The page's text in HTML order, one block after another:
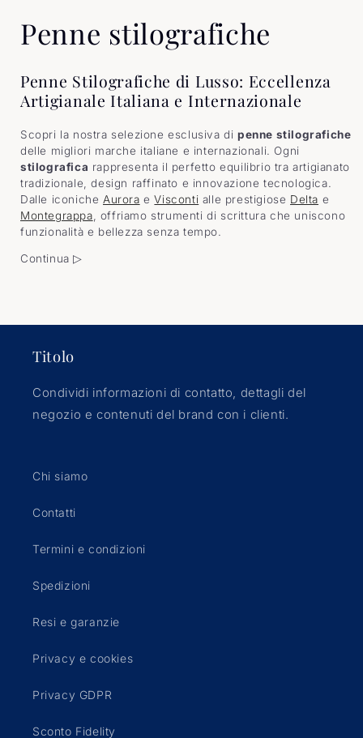
C
o
l
l
e
z
i
e
Penne stilografiche
Penne Stilografiche di Lusso: Eccellenza
Artigianale Italiana e Internazionale
Scopri la nostra selezione esclusiva di penne stilografiche
delle migliori marche italiane e internazionali. Ogni
stilografica rappresenta il perfetto equilibrio tra artigianato
tradizionale, design raffinato e innovazione tecnologica.
Dalle iconiche Aurora eVisconti alle prestigiose Delta e
Montegrappa , offriamo strumenti di scrittura che uniscono
funzionalità e bellezza senza tempo.
Continua ▷
Titolo
Condividi informazioni di contatto, dettagli del
negozio e contenuti del brand con i clienti.
Chi siamo
Contatti
Termini e condizioni
Spedizioni
Resi e garanzie
Privacy e cookies
Privacy GDPR
Sconto Fidelity